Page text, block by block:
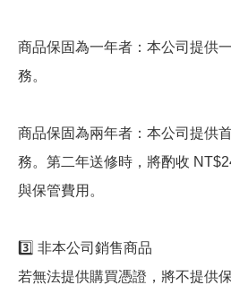
商品保固為一年者：本公司提供
務。
商品保固為兩年者：本公司提供
務。第二年送修時，將酌收
與保管費用。
3️⃣ 非本公司銷售商品
若無法提供購買憑證，將不提供保